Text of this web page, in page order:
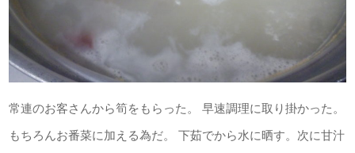
常連のお客さんから筍をもらった。 早速調理に取り掛かった。
もちろんお番菜に加える為だ。 下茹でから水に晒す。次に甘汁